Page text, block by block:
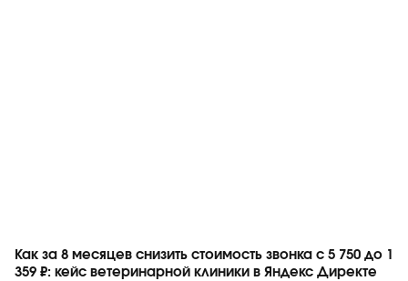
Как за 8 месяцев снизить стоимость звонка с 5 750 до 1
359 ₽: кейс ветеринарной клиники в Яндекс Директе